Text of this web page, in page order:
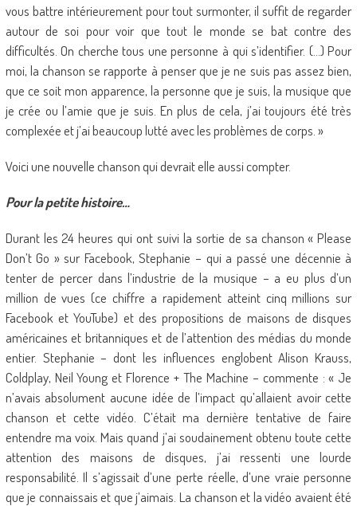
vous battre intérieurement pour tout surmonter, il suffit de regarder
autour de soi pour voir que tout le monde se bat contre des
difficultés. On cherche tous une personne à qui s’identifier. (…) Pour
moi, la chanson se rapporte à penser que je ne suis pas assez bien,
que ce soit mon apparence, la personne que je suis, la musique que
je crée ou l’amie que je suis. En plus de cela, j’ai toujours été très
complexée et j’ai beaucoup lutté avec les problèmes de corps. »
Voici une nouvelle chanson qui devrait elle aussi compter.
Pour la petite histoire…
Durant les 24 heures qui ont suivi la sortie de sa chanson « Please
Don’t Go » sur Facebook, Stephanie – qui a passé une décennie à
tenter de percer dans l’industrie de la musique – a eu plus d’un
million de vues (ce chiffre a rapidement atteint cinq millions sur
Facebook et YouTube) et des propositions de maisons de disques
américaines et britanniques et de l’attention des médias du monde
entier. Stephanie – dont les influences englobent Alison Krauss,
Coldplay, Neil Young et Florence + The Machine – commente : « Je
n’avais absolument aucune idée de l’impact qu’allaient avoir cette
chanson et cette vidéo. C’était ma dernière tentative de faire
entendre ma voix. Mais quand j’ai soudainement obtenu toute cette
attention des maisons de disques, j’ai ressenti une lourde
responsabilité. Il s’agissait d’une perte réelle, d’une vraie personne
que je connaissais et que j’aimais. La chanson et la vidéo avaient été